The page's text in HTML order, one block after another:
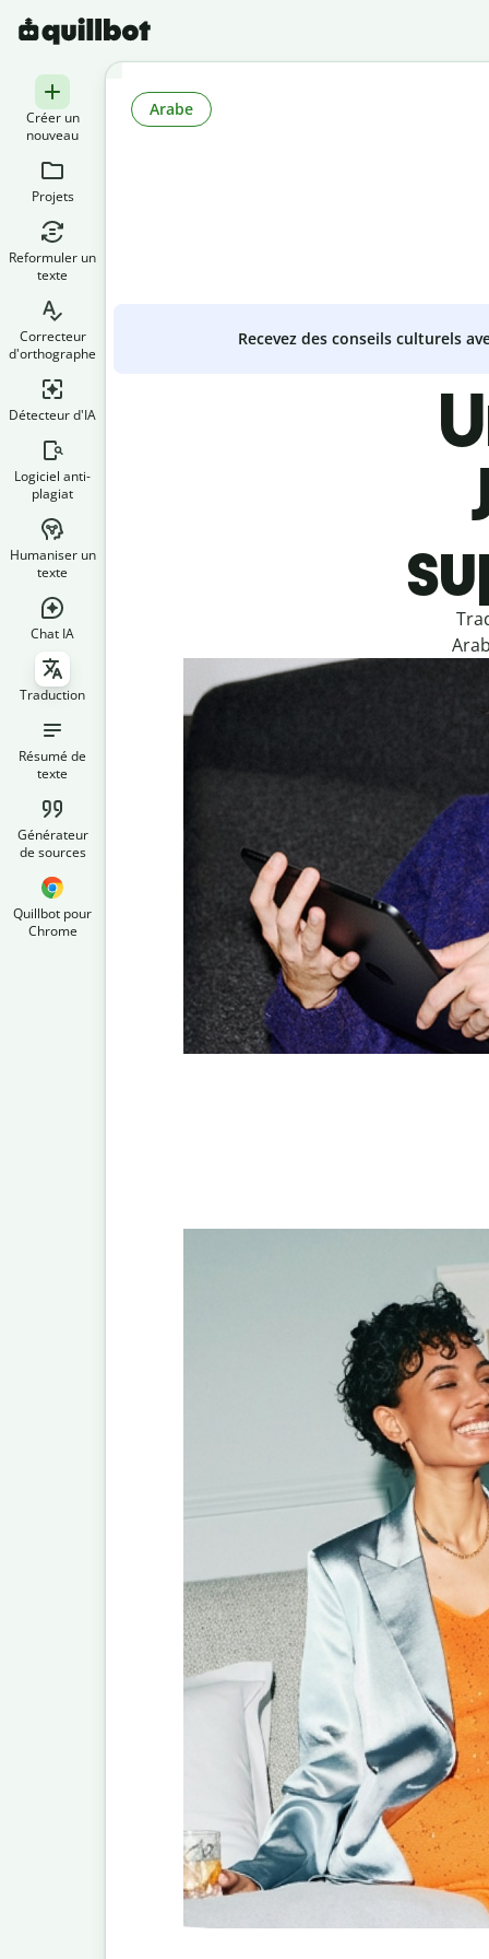
Créer un
nouveau
Projets
Reformuler un
texte
Correcteur
d'orthographe
Détecteur d'IA
Logiciel anti-
plagiat
Humaniser un
texte
Chat IA
Traduction
Résumé de
texte
Générateur
de sources
Quillbot pour
Chrome
Arabe
Recevez des conseils culturels